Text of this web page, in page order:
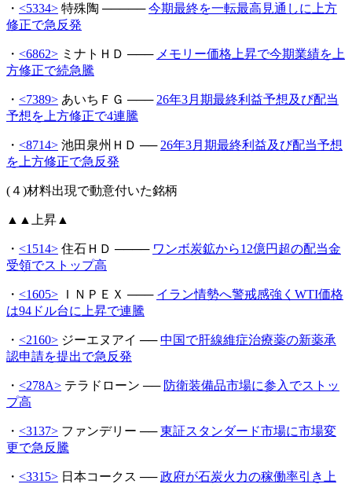
・ <5334> 特殊陶 ─────今期最終を一転最高見通しに上方
修正で急反発
・ <6862> ミナトＨＤ ─── メモリー価格上昇で今期業績を上
方修正で続急騰
・ <7389> あいちＦＧ ─── 26年3月期最終利益予想及び配当
予想を上方修正で4連騰
・ <8714> 池田泉州ＨＤ ── 26年3月期最終利益及び配当予想
を上方修正で急反発
(４)材料出現で動意付いた銘柄
▲▲上昇▲
・ <1514> 住石ＨＤ ──── ワンボ炭鉱から12億円超の配当金
受領でストップ高
・ <1605> ＩＮＰＥＸ ─── イラン情勢へ警戒感強くWTI価格
は94ドル台に上昇で連騰
・ <2160> ジーエヌアイ ──中国で肝線維症治療薬の新薬承
認申請を提出で急反発
・ <278A> テラドローン ── 防衛装備品市場に参入でストッ
プ高
・ <3137> ファンデリー ──東証スタンダード市場に市場変
更で急反騰
・ <3315> 日本コークス ──政府が石炭火力の稼働率引き上